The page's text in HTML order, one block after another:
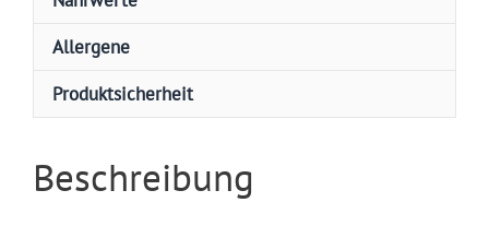
Allergene
Produktsicherheit
Beschreibung